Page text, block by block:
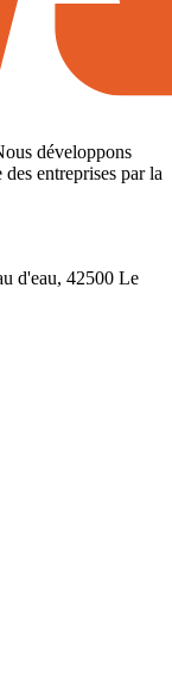
développons
entreprises par la
d'eau, 42500 Le